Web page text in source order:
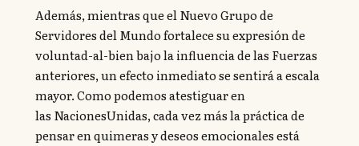
Además, mientras que el Nuevo Grupo de
Servidores del Mundo fortalece su expresión de
voluntad-al-bien bajo la influencia de las Fuerzas
anteriores, un efecto inmediato se sentirá a escala
mayor. Como podemos atestiguar en
las NacionesUnidas, cada vez más la práctica de
pensar en quimeras y deseos emocionales está